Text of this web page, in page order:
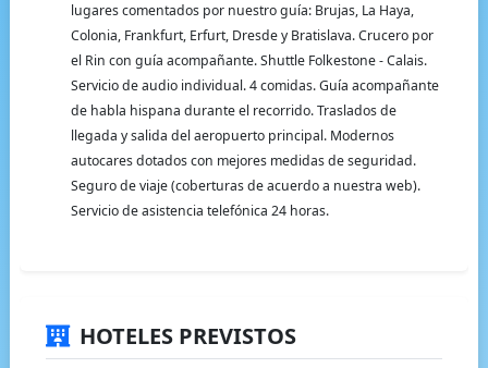
lugares comentados por nuestro guía: Brujas, La Haya,
Colonia, Frankfurt, Erfurt, Dresde y Bratislava. Crucero por
el Rin con guía acompañante. Shuttle Folkestone - Calais.
Servicio de audio individual. 4 comidas. Guía acompañante
de habla hispana durante el recorrido. Traslados de
llegada y salida del aeropuerto principal. Modernos
autocares dotados con mejores medidas de seguridad.
Seguro de viaje (coberturas de acuerdo a nuestra web).
Servicio de asistencia telefónica 24 horas.
HOTELES PREVISTOS